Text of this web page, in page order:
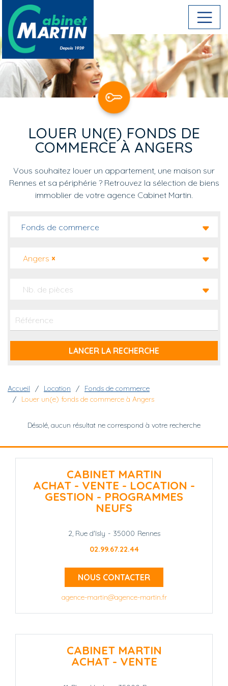
Aller au contenu principal
LOUER UN(E) FONDS DE
COMMERCE À ANGERS
Vous souhaitez louer un appartement, une maison sur
Rennes et sa périphérie ? Retrouvez la sélection de biens
immoblier de votre agence Cabinet Martin.
Fonds de commerce
×
Angers
Nb. de pièces
Fil d'Ariane
Accueil Location
Fonds de commerce
Louer un(e) fonds de commerce à Angers
Désolé, aucun résultat ne correspond à votre recherche
CABINET MARTIN
ACHAT - VENTE - LOCATION -
GESTION - PROGRAMMES
NEUFS
2, Rue d'Isly - 35000 Rennes
02.99.67.22.44
NOUS CONTACTER
agence-martin@agence-martin.fr
CABINET MARTIN
ACHAT - VENTE